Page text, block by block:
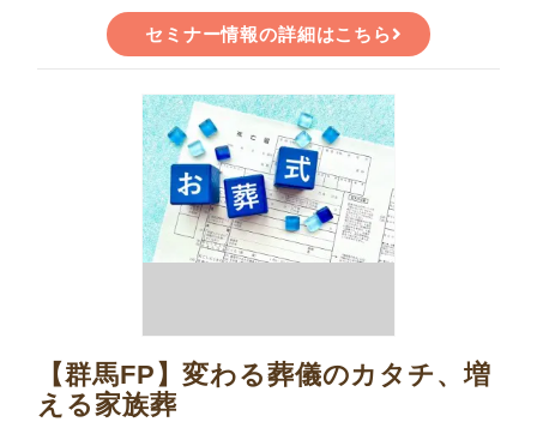
セミナー情報の詳細はこちら
【群馬FP】変わる葬儀のカタチ、増
える家族葬